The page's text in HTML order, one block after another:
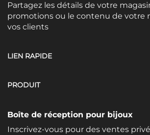
Partagez les détails de votre
promotions ou le contenu de votre
vos clients
LIEN RAPIDE
PRODUIT
Boîte de réception pour bijoux
Inscrivez-vous pour des ventes